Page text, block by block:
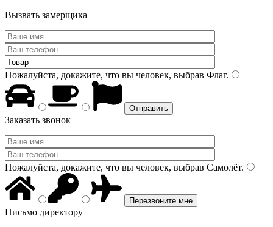
Вызвать замерщика
Пожалуйста, докажите, что вы человек, выбрав Флаг.
Заказать звонок
Пожалуйста, докажите, что вы человек, выбрав Самолёт.
Письмо директору